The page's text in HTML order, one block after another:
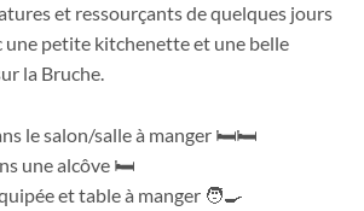
et ressourçants de quelques jours
une petite kitchenette et une belle
la Bruche.
le salon/salle à manger 🛏️🛏️
une alcôve 🛏️
et table à manger 🧑‍🍳